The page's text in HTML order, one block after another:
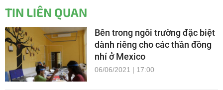
TIN LIÊN QUAN
Bên trong ngôi trường đặc biệt
dành riêng cho các thần đồng
nhí ở Mexico
06/06/2021 | 17:00